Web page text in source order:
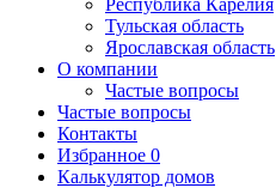
Республика Карелия
Тульская область
Ярославская область
О компании
Частые вопросы
Частые вопросы
Контакты
Избранное 0
Калькулятор домов